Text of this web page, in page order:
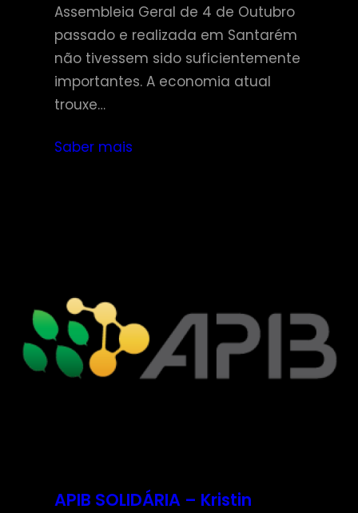
Assembleia Geral de 4 de Outubro
passado e realizada em Santarém
não tivessem sido suficientemente
importantes. A economia atual
trouxe…
Saber mais
APIB SOLIDÁRIA – Kristin